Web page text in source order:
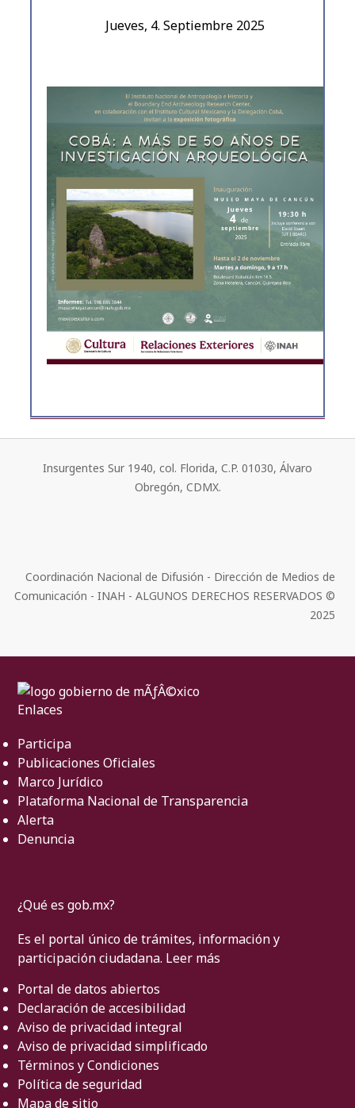
Jueves, 4. Septiembre 2025
Insurgentes Sur 1940, col. Florida, C.P. 01030, Álvaro
Obregón, CDMX.
Coordinación Nacional de Difusión - Dirección de Medios de
Comunicación - INAH - ALGUNOS DERECHOS RESERVADOS ©
2025
Enlaces
Participa
Publicaciones Oficiales
Marco Jurídico
Plataforma Nacional de Transparencia
Alerta
Denuncia
¿Qué es gob.mx?
Es el portal único de trámites, información y
participación ciudadana. Leer más
Portal de datos abiertos
Declaración de accesibilidad
Aviso de privacidad integral
Aviso de privacidad simplificado
Términos y Condiciones
Política de seguridad
Mapa de sitio